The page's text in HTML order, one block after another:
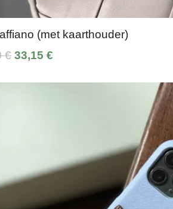
(met kaarthouder)
€ 33,15 €